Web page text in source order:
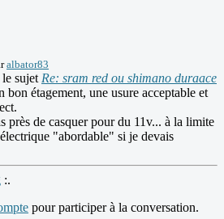
albator83
le sujet Re: sram red ou shimano duraace
étagement, une usure acceptable et
près de casquer pour du 11v... à la limite
"abordable" si je devais
:.
pour participer à la conversation.